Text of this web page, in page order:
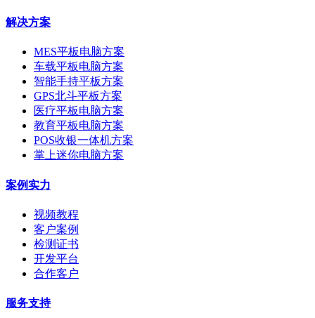
解决方案
MES平板电脑方案
车载平板电脑方案
智能手持平板方案
GPS北斗平板方案
医疗平板电脑方案
教育平板电脑方案
POS收银一体机方案
掌上迷你电脑方案
案例实力
视频教程
客户案例
检测证书
开发平台
合作客户
服务支持